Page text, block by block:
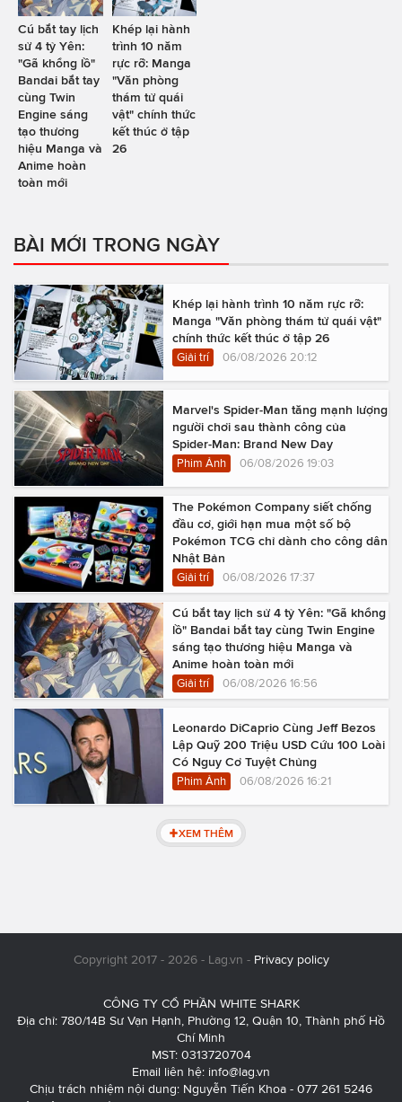
Cú bắt tay lịch
sử 4 tỷ Yên:
"Gã khổng lồ"
Bandai bắt tay
cùng Twin
Engine sáng
tạo thương
hiệu Manga và
Anime hoàn
toàn mới
Khép lại hành
trình 10 năm
rực rỡ: Manga
"Văn phòng
thám tử quái
vật" chính thức
kết thúc ở tập
26
BÀI MỚI TRONG NGÀY
Khép lại hành trình 10 năm rực rỡ:
Manga "Văn phòng thám tử quái vật"
chính thức kết thúc ở tập 26
Giải trí 06/08/2026 20:12
Marvel's Spider-Man tăng mạnh lượng
người chơi sau thành công của
Spider-Man: Brand New Day
Phim Ảnh 06/08/2026 19:03
The Pokémon Company siết chống
đầu cơ, giới hạn mua một số bộ
Pokémon TCG chỉ dành cho công dân
Nhật Bản
Giải trí 06/08/2026 17:37
Cú bắt tay lịch sử 4 tỷ Yên: "Gã khổng
lồ" Bandai bắt tay cùng Twin Engine
sáng tạo thương hiệu Manga và
Anime hoàn toàn mới
Giải trí 06/08/2026 16:56
Leonardo DiCaprio Cùng Jeff Bezos
Lập Quỹ 200 Triệu USD Cứu 100 Loài
Có Nguy Cơ Tuyệt Chủng
Phim Ảnh 06/08/2026 16:21
XEM THÊM
Copyright 2017 - 2026 - Lag.vn - Privacy policy
CÔNG TY CỔ PHẦN WHITE SHARK
Địa chỉ: 780/14B Sư Vạn Hạnh, Phường 12, Quận 10, Thành phố Hồ
Chí Minh
MST: 0313720704
Email liên hệ: info@lag.vn
Chịu trách nhiệm nội dung: Nguyễn Tiến Khoa - 077 261 5246